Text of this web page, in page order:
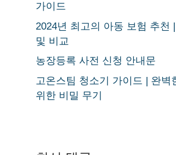
가이드
2024년 최고의 아동 보험 추천
및 비교
농장등록 사전 신청 안내문
고온스팀 청소기 가이드 | 완벽
위한 비밀 무기